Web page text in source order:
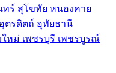
ทร์ สุโขทัย หนองคาย
อุตรดิตถ์ อุทัยธานี
ใหม่ เพชรบุรี เพชรบูรณ์